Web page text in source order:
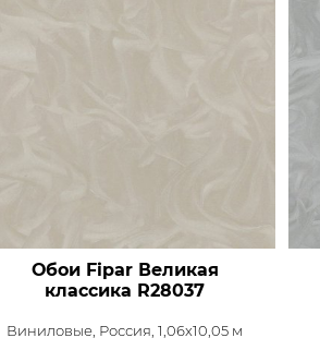
Обои Fipar Великая
классика R28037
Виниловые, Россия, 1,06x10,05 м